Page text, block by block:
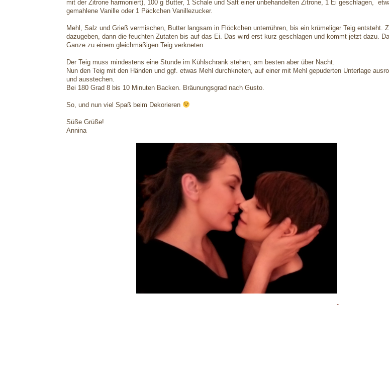
mit der Zitrone harmoniert), 100 g Butter, 1 Schale und Saft einer unbehandelten Zitrone, 1 Ei geschlagen,
gemahlene Vanille oder 1 Päckchen Vanillezucker.
Mehl, Salz und Grieß vermischen, Butter langsam in Flöckchen unterrühren, bis ein krümeliger Teig entsteht.
dazugeben, dann die feuchten Zutaten bis auf das Ei. Das wird erst kurz geschlagen und kommt jetzt dazu.
Ganze zu einem gleichmäßigen Teig verkneten.
Der Teig muss mindestens eine Stunde im Kühlschrank stehen, am besten aber über Nacht.
Nun den Teig mit den Händen und ggf. etwas Mehl durchkneten, auf einer mit Mehl gepuderten Unterlage
und ausstechen.
Bei 180 Grad 8 bis 10 Minuten Backen. Bräunungsgrad nach Gusto.
So, und nun viel Spaß beim Dekorieren
Süße Grüße!
Annina